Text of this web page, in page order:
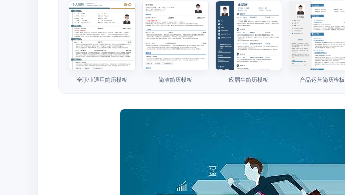
全职业通用简历模板 简洁简历模板 应届生简历模板 产品运营简历模板